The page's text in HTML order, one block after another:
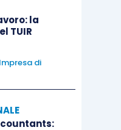
la
la società è rimasta
predisposto con
2017 ha sposato
la
TUIR
di